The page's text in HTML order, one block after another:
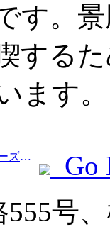
す。
する
ます。
Prev:宋城芸術：夏の観光ピークシーズンに向けて、市場とイベントコンテンツの両方を準備
Go
号